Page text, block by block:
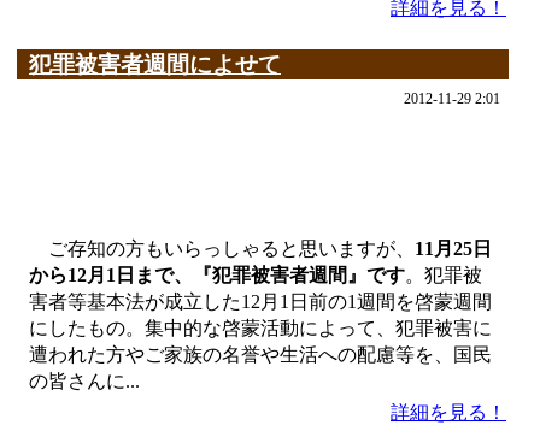
詳細を見る！
犯罪被害者週間によせて
2012-11-29 2:01
ご存知の方もいらっしゃると思いますが、 11月25日
から12月1日まで、『犯罪被害者週間』です。犯罪被
害者等基本法が成立した12月1日前の1週間を啓蒙週間
にしたもの。集中的な啓蒙活動によって、犯罪被害に
遭われた方やご家族の名誉や生活への配慮等を、国民
の皆さんに...
詳細を見る！